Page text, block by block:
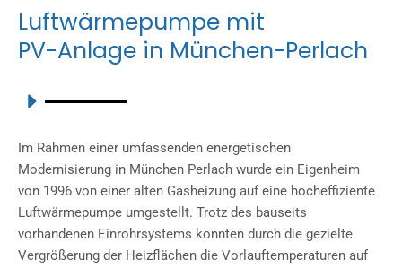
Luftwärmepumpe mit
PV-Anlage in München-Perlach
Im Rahmen einer umfassenden energetischen
Modernisierung in München Perlach wurde ein Eigenheim
von 1996 von einer alten Gasheizung auf eine hocheffiziente
Luftwärmepumpe umgestellt. Trotz des bauseits
vorhandenen Einrohrsystems konnten durch die gezielte
Vergrößerung der Heizflächen die Vorlauftemperaturen auf